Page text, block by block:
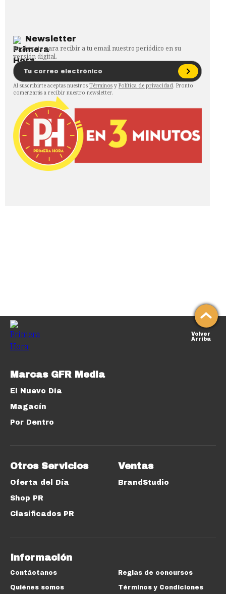
Newsletter
Regístrate para recibir a tu email nuestro periódico en su
versión digital.
Al suscribirte aceptas nuestros Términos y Política de privacidad. Pronto
comenzarás a recibir nuestro newsletter.
Volver
Arriba
Marcas GFR Media
El Nuevo Día
Magacín
Por Dentro
Otros Servicios
Oferta del Día
Shop PR
Clasificados PR
Ventas
BrandStudio
Información
Contáctanos
Quiénes somos
Reglas de concursos
Términos y Condiciones